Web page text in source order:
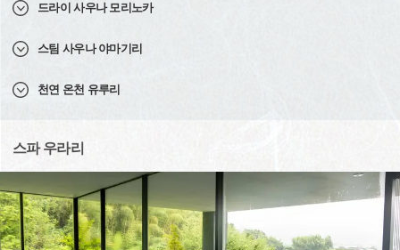
드라이 사우나 모리노카
스팀 사우나 야마기리
천연 온천 유루리
스파 우라리